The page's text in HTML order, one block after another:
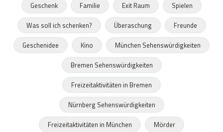
Geschenk
Familie Exit Raum
Spielen
Was soll ich schenken?
Überaschung
Freunde
Geschenidee
Kino
München Sehenswürdigkeiten
Bremen Sehenswürdigkeiten
Freizeitaktivitäten in Bremen
Nürnberg Sehenswürdigkeiten
Freizeitaktivitäten in München
Mörder